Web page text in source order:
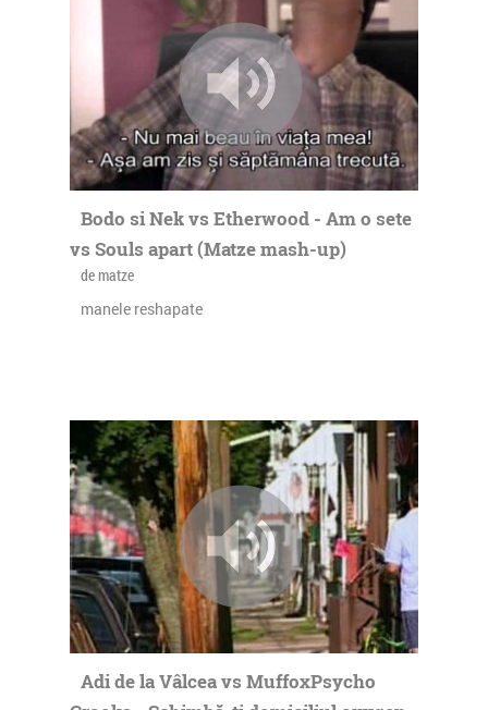
Bodo si Nek vs Etherwood - Am o sete
vs Souls apart (Matze mash-up)
de matze
manele reshapate
Adi de la Vâlcea vs MuffoxPsycho